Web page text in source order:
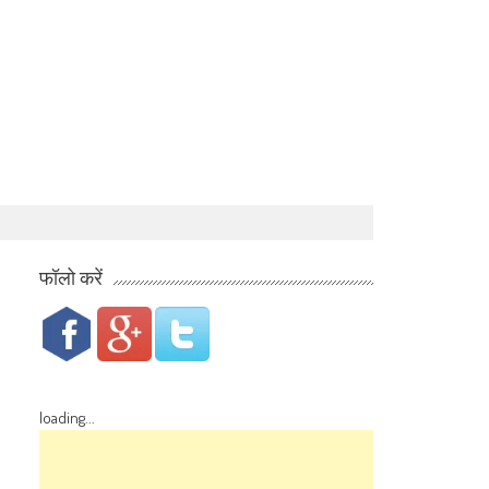
फॉलो करें
loading...